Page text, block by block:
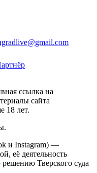
ссылка на
сайта
18 лет.
и Instagram) —
её деятельность
Тверского суда